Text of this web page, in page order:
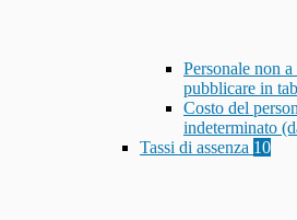
Personale non
pubblicare in
Costo del
indeterminato
Tassi di assenza 10